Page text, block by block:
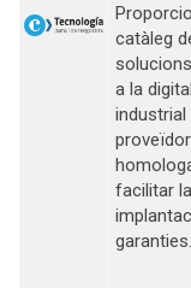
catàleg
a la
industrial
facilitar
garanties.